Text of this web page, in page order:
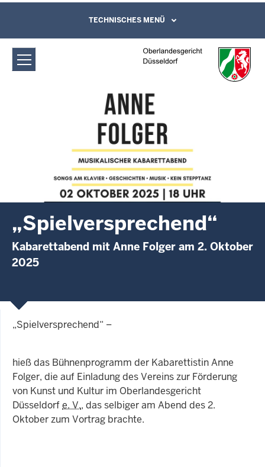
Oberlandesgericht Düsseldorf:
„Spielversprechend“
Direkt zum Inhalt
Leichte Sprache, Gebärdensprachenvideo
und Kontaktformular
TECHNISCHES MENÜ
„Spielversprechend“
Kabarettabend mit Anne Folger am 2. Oktober
2025
„Spielversprechend“ –
hieß das Bühnenprogramm der Kabarettistin Anne
Folger, die auf Einladung des Vereins zur Förderung
von Kunst und Kultur im Oberlandesgericht
Düsseldorfe. V., das selbiger am Abend des 2.
Oktober zum Vortrag brachte.